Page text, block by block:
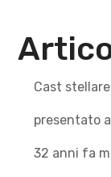
Cast
presentato
32 anni fa